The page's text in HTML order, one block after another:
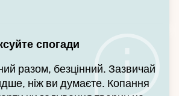
спогади
разом, безцінний. Зазвичай
ніж ви думаєте. Копання